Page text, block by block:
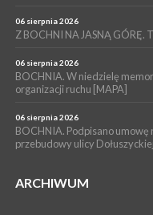
06 sierpnia 2026
Z BOCHNI NA JASNĄ
06 sierpnia 2026
BOCHNIA. W niedzielę
organizacji ruchu [MAPA]
06 sierpnia 2026
BOCHNIA. Podpisano
przebudowy ulicy Dołuszyckiej
ARCHIWUM